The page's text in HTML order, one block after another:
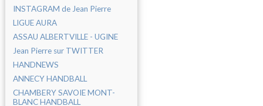
INSTAGRAM de Jean Pierre
LIGUE AURA
ASSAU ALBERTVILLE - UGINE
Jean Pierre sur TWITTER
HANDNEWS
ANNECY HANDBALL
CHAMBERY SAVOIE MONT-
BLANC HANDBALL